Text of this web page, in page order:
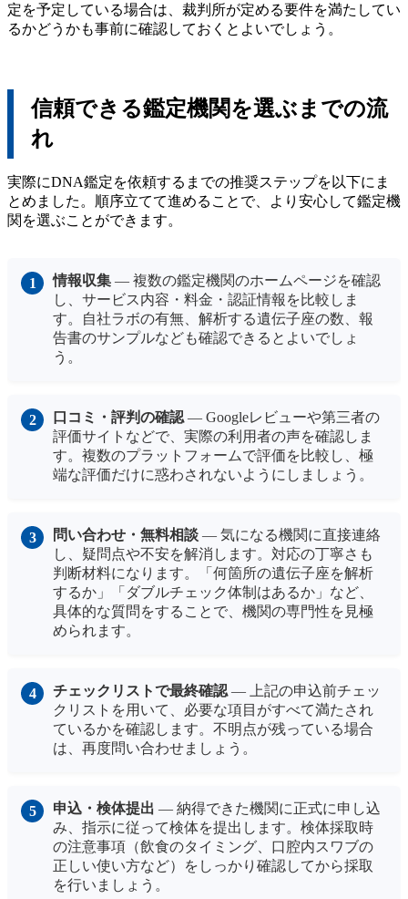
定を予定している場合は、裁判所が定める要件を満たしてい
るかどうかも事前に確認しておくとよいでしょう。
信頼できる鑑定機関を選ぶまでの流
れ
実際にDNA鑑定を依頼するまでの推奨ステップを以下にま
とめました。順序立てて進めることで、より安心して鑑定機
関を選ぶことができます。
情報収集 — 複数の鑑定機関のホームページを確認
し、サービス内容・料金・認証情報を比較しま
す。自社ラボの有無、解析する遺伝子座の数、報
告書のサンプルなども確認できるとよいでしょ
う。
口コミ・評判の確認 — Googleレビューや第三者の
評価サイトなどで、実際の利用者の声を確認しま
す。複数のプラットフォームで評価を比較し、極
端な評価だけに惑わされないようにしましょう。
問い合わせ・無料相談 — 気になる機関に直接連絡
し、疑問点や不安を解消します。対応の丁寧さも
判断材料になります。「何箇所の遺伝子座を解析
するか」「ダブルチェック体制はあるか」など、
具体的な質問をすることで、機関の専門性を見極
められます。
チェックリストで最終確認 — 上記の申込前チェッ
クリストを用いて、必要な項目がすべて満たされ
ているかを確認します。不明点が残っている場合
は、再度問い合わせましょう。
申込・検体提出 — 納得できた機関に正式に申し込
み、指示に従って検体を提出します。検体採取時
の注意事項（飲食のタイミング、口腔内スワブの
正しい使い方など）をしっかり確認してから採取
を行いましょう。